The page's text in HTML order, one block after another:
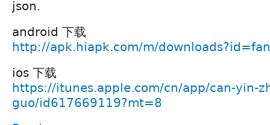
json.
android 下载
http://apk.hiapk.com/m/
ios 下载
https://itunes.apple.com/cn/app/can-yin-
guo/id617669119?mt=8